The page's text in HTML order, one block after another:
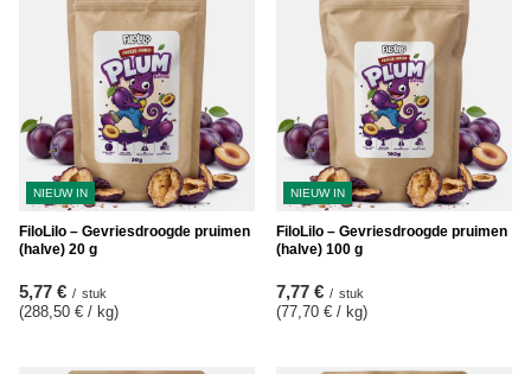
NIEUW IN
FiloLilo – Gevriesdroogde pruimen
(halve) 20 g
5,77 € / stuk
(288,50 € / kg)
NIEUW IN
FiloLilo – Gevriesdroogde pruimen
(halve) 100 g
7,77 € / stuk
(77,70 € / kg)